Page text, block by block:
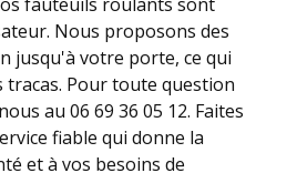
Nous proposons des
jusqu'à votre porte, ce qui
tracas. Pour toute question
au 06 69 36 05 12. Faites
fiable qui donne la
et à vos besoins de